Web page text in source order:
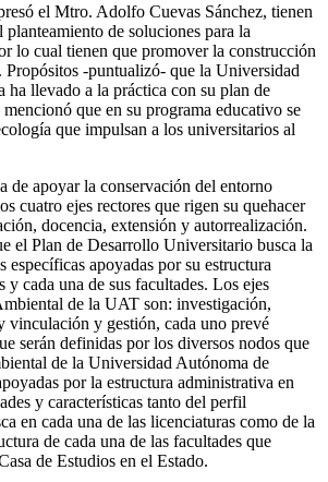
el Mtro. Adolfo Cuevas Sánchez, tienen
planteamiento de soluciones para la
lo cual tienen que promover la construcción
Propósitos -puntualizó- que la Universidad
ha llevado a la práctica con su plan de
que en su programa educativo se
que impulsan a los universitarios al
de apoyar la conservación del entorno
cuatro ejes rectores que rigen su quehacer
docencia, extensión y autorrealización.
el Plan de Desarrollo Universitario busca la
específicas apoyadas por su estructura
y cada una de sus facultades. Los ejes
de la UAT son: investigación,
vinculación y gestión, cada uno prevé
serán definidas por los diversos nodos que
de la Universidad Autónoma de
por la estructura administrativa en
y características tanto del perfil
en cada una de las licenciaturas como de la
de cada una de las facultades que
de Estudios en el Estado.